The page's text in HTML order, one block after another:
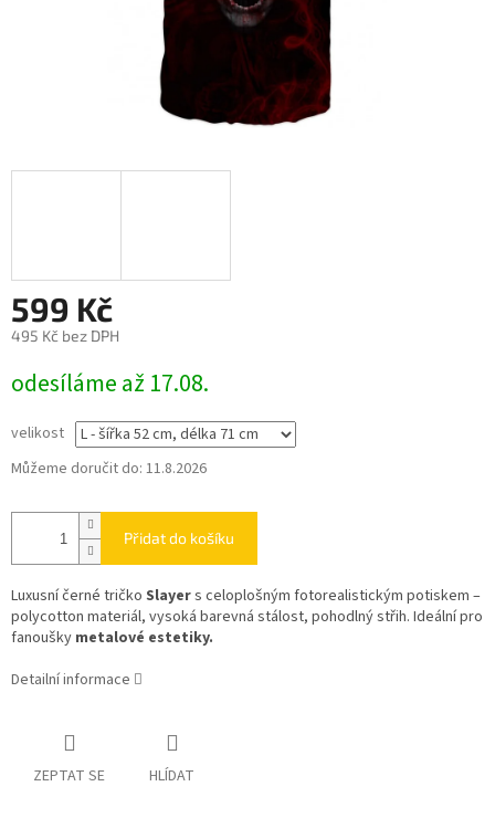
599 Kč
495 Kč bez DPH
cena:
odesíláme až 17.08.
velikost
Můžeme doručit do: 11.8.2026
Přidat do košíku
Luxusní černé tričko Slayers celoplošným fotorealistickým potiskem –
polycotton materiál, vysoká barevná stálost, pohodlný střih. Ideální pro
fanoušky metalové estetiky.
Detailní informace
ZEPTAT SE HLÍDAT